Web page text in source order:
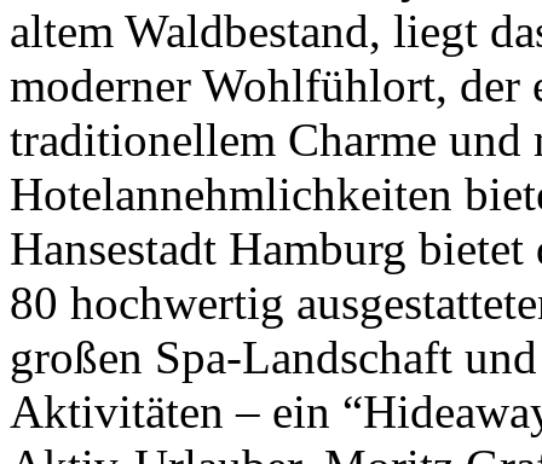
altem Waldbestand, liegt
moderner Wohlfühlort, der
traditionellem Charme und
Hotelannehmlichkeiten
Hansestadt Hamburg
80 hochwertig
großen Spa-Landschaft
Aktivitäten – ein